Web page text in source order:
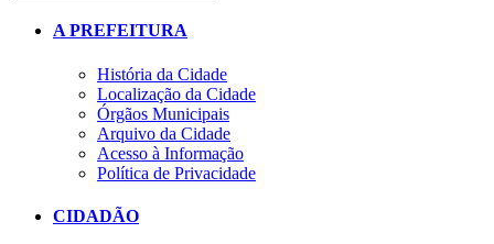
A PREFEITURA
História da Cidade
Localização da Cidade
Órgãos Municipais
Arquivo da Cidade
Acesso à Informação
Política de Privacidade
CIDADÃO